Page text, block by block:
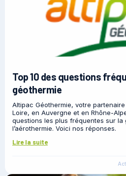
Top 10 des questions
géothermie
Altipac Géothermie, votre
Loire, en Auvergne et en Rhône-
questions les plus fréquentes sur la
l’aérothermie. Voici nos réponses.
Lire la suite